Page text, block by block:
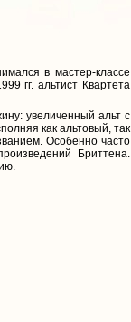
в мастер-классе
гг. альтист Квартета
увеличенный альт с
как альтовый, так
Особенно часто
Бриттена.